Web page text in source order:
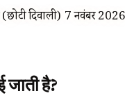
दिवाली) 7 नवंबर
जाती है?